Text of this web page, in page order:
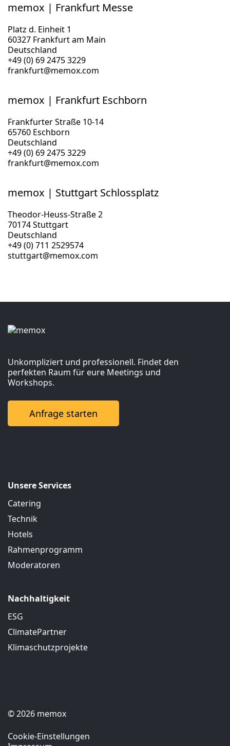
memox | Frankfurt Messe
Platz d. Einheit 1
60327 Frankfurt am Main
Deutschland
+49 (0) 69 2475 3229
frankfurt@memox.com
memox | Frankfurt Eschborn
Frankfurter Straße 10-14
65760 Eschborn
Deutschland
+49 (0) 69 2475 3229
frankfurt@memox.com
memox | Stuttgart Schlossplatz
Theodor-Heuss-Straße 2
70174 Stuttgart
Deutschland
+49 (0) 711 2529574
stuttgart@memox.com
Unkompliziert und professionell. Findet den
perfekten Raum für eure Meetings und
Workshops.
Anfrage starten
Unsere Services
Catering
Technik
Hotels
Rahmenprogramm
Moderatoren
Nachhaltigkeit
ESG
ClimatePartner
Klimaschutzprojekte
© 2026 memox
Cookie-Einstellungen